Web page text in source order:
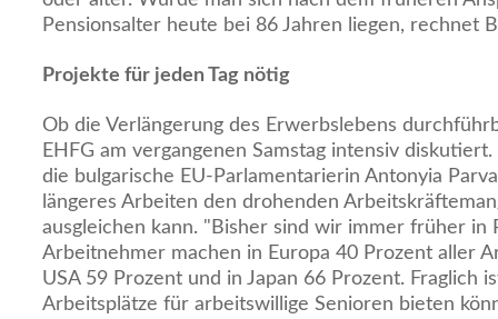
Pensionsalter heute bei 86 Jahren liegen, rechnet
Projekte für jeden Tag nötig
Ob die Verlängerung des Erwerbslebens
EHFG am vergangenen Samstag intensiv
die bulgarische EU-Parlamentarierin Antonyia
längeres Arbeiten den drohenden
ausgleichen kann. "Bisher sind wir immer früher in
Arbeitnehmer machen in Europa 40 Prozent aller
USA 59 Prozent und in Japan 66 Prozent. Fraglich
Arbeitsplätze für arbeitswillige Senioren bieten